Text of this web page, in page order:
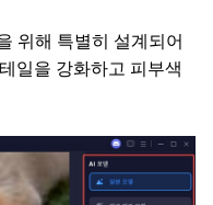
위해 특별히 설계되어
일을 강화하고 피부색